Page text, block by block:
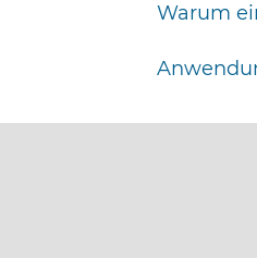
Warum